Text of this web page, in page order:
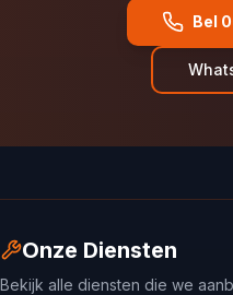
Bel
Onze Diensten
Bekijk alle diensten die we